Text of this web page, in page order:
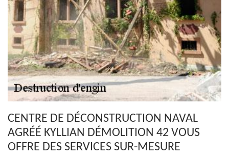
CENTRE DE DÉCONSTRUCTION NAVAL
AGRÉÉ KYLLIAN DÉMOLITION 42 VOUS
OFFRE DES SERVICES SUR-MESURE